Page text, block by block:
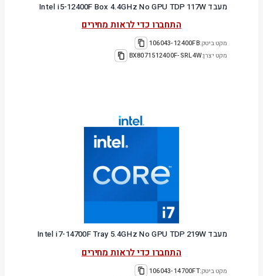
מעבד Intel i5-12400F Box 4.4GHz No GPU TDP 117W
התחברו כדי לראות מחירים
מקט ביטק:106043-12400FB
מקט יצרן:BX8071512400F-SRL4W
מעבד Intel i7-14700F Tray 5.4GHz No GPU TDP 219W
התחברו כדי לראות מחירים
מקט ביטק:106043-14700FT